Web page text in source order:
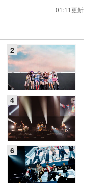
01:11更新